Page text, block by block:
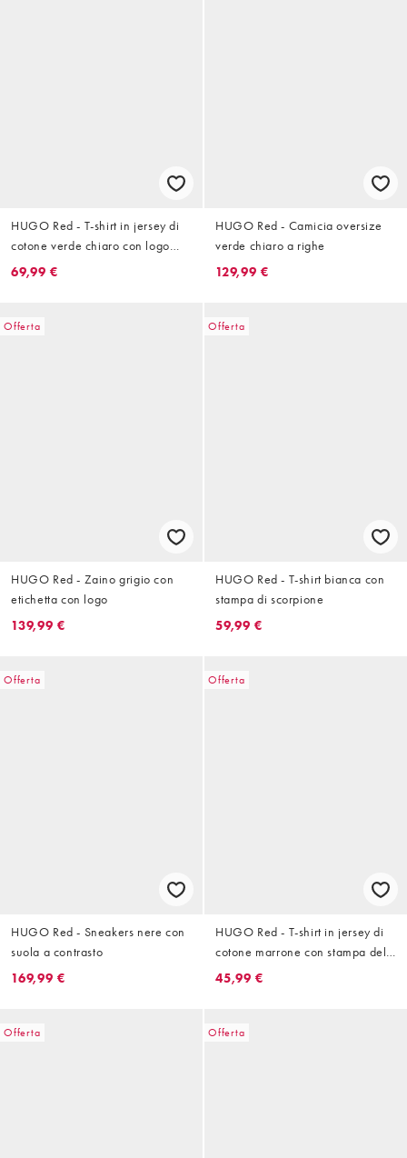
HUGO Red - T-shirt in jersey di
cotone verde chiaro con logo
riflettente
69,99 €
HUGO Red - Camicia oversize
verde chiaro a righe
129,99 €
Offerta
HUGO Red - Zaino grigio con
etichetta con logo
139,99 €
Offerta
HUGO Red - T-shirt bianca con
stampa di scorpione
59,99 €
Offerta
HUGO Red - Sneakers nere con
suola a contrasto
169,99 €
Offerta
HUGO Red - T-shirt in jersey di
cotone marrone con stampa del
logo
45,99 €
Offerta Offerta